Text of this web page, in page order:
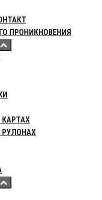
ПРОНИКНОВЕНИЯ
РУЛОНАХ